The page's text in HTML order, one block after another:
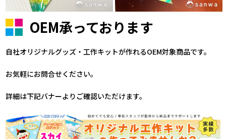
OEM承っております
自社オリジナルグッズ・工作キットが作れるOEM対象商品です。
お気軽にお問合せください。
詳細は下記バナーよりご確認いただけます。